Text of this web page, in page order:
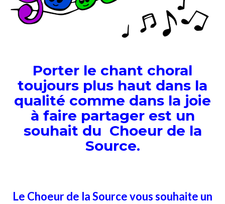
Porter le chant choral
toujours plus haut dans la
qualité comme dans la joie
à faire partager est un
souhait du Choeur de la
Source.
Le Choeur de la Source vous souhaite un